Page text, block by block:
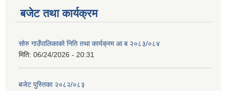
बजेट तथा कार्यक्रम
सोरु गाउँपालिकाको निति तथा कार्यक्रम आ ब २०८३/०८४
मिति: 06/24/2026 - 20:31
बजेट पुस्तिका २०८२/०८३